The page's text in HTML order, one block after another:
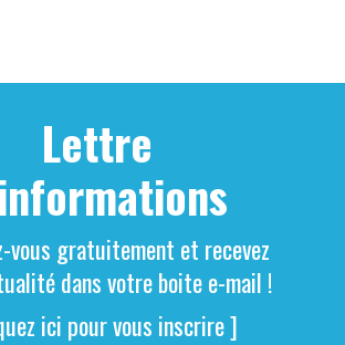
Lettre
vous gratuitement et recevez
dans votre boite e-mail !
ici pour vous inscrire ]